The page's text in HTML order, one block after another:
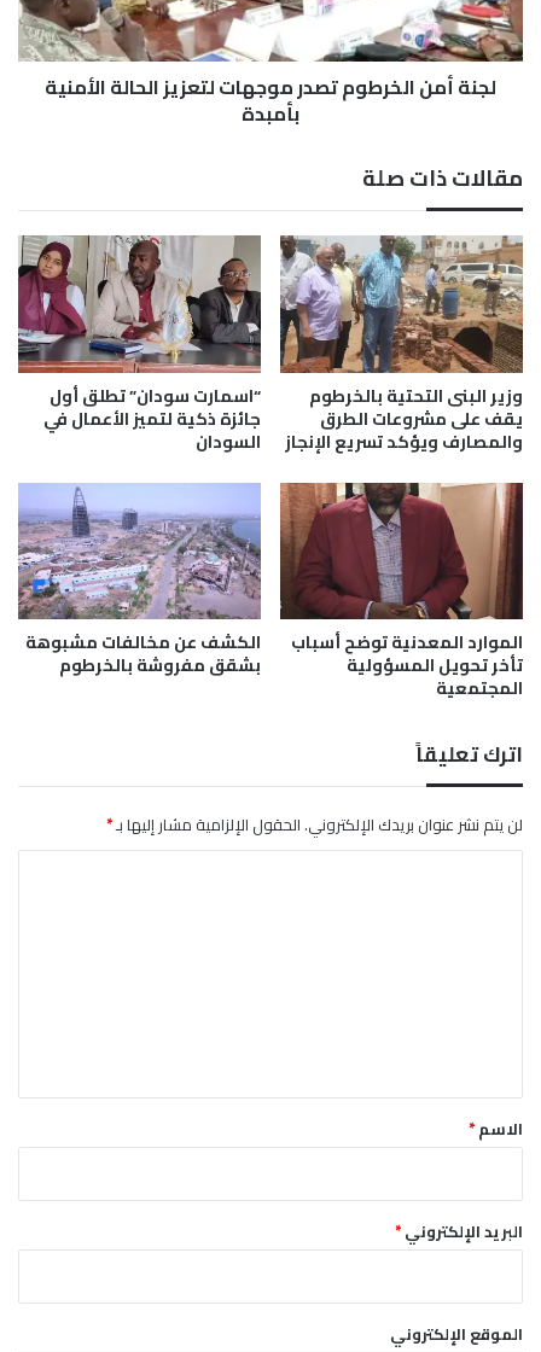
ل
ا
ت
ن
ب
ي
ة
ن
ا
ل
م
ت
ص
د
ر
م
و
ج
ه
ا
ت
ت
ع
ا
ل
ح
ا
ة
ا
ل
أ
م
لجنة أمن الخرطوم تصدر موجهات لتعزيز الحالة الأمنية
بأمبدة
مقالات ذات صلة
وزير البنى التحتية بالخرطوم
يقف على مشروعات الطرق
والمصارف ويؤكد تسريع الإنجاز
“اسمارت سودان” تطلق أول
جائزة ذكية لتميز الأعمال في
السودان
الموارد المعدنية توضح أسباب
تأخر تحويل المسؤولية
المجتمعية
الكشف عن مخالفات مشبوهة
بشقق مفروشة بالخرطوم
اترك تعليقاً
لن يتم نشر عنوان بريدك الإلكتروني.الحقول الإلزامية مشار إليها بـ*
*الاسم*
البريد الإلكتروني*
الموقع الإلكتروني